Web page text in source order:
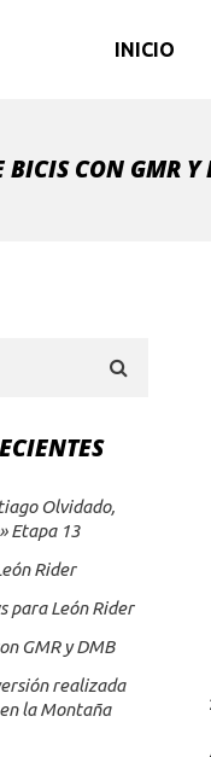
INICIO
BICIS CON GMR Y
Olvidado,
Etapa 13
Rider
para León Rider
GMR y DMB
realizada
la Montaña